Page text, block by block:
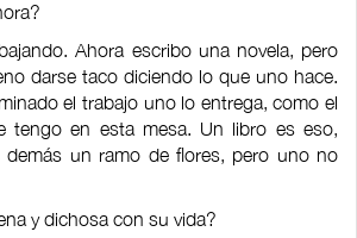
Ahora escribo una novela, pero
darse taco diciendo lo que uno hace.
el trabajo uno lo entrega, como el
tengo en esta mesa. Un libro es eso,
demás un ramo de flores, pero uno no
y dichosa con su vida?